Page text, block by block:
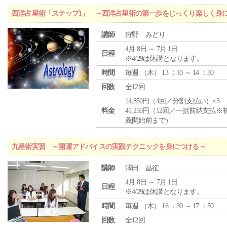
西洋占星術「ステップ1」 ～西洋占星術の第一歩をじっくり楽しく身
講師 狩野 みどり
日程
4月 8日 ～ 7月 1日
※4/29は休講となります。
時間
毎週 （木） 13 ：10 ～ 14 ：30
回数
全12回
料金
14,850円（4回／分割支払い）×3
41,250円（12回／一括前納支払※
義開始前まで）
九星術実習 ～開運アドバイスの実践テクニックを身につける～
講師 澤田 昌征
日程
4月 8日 ～ 7月 1日
※4/29は休講となります。
時間
毎週 （木） 16 ：30 ～ 17 ：50
回数
全12回